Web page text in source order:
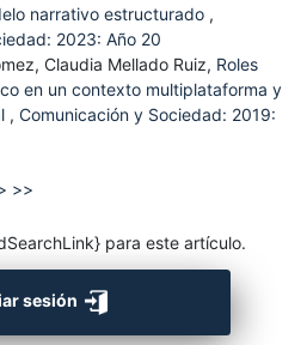
narrativo estructurado ,
2023: Año 20
Claudia Mellado Ruiz, Roles
en un contexto multiplataforma y
, Comunicación y Sociedad: 2019:
>>
para este artículo.
sesión